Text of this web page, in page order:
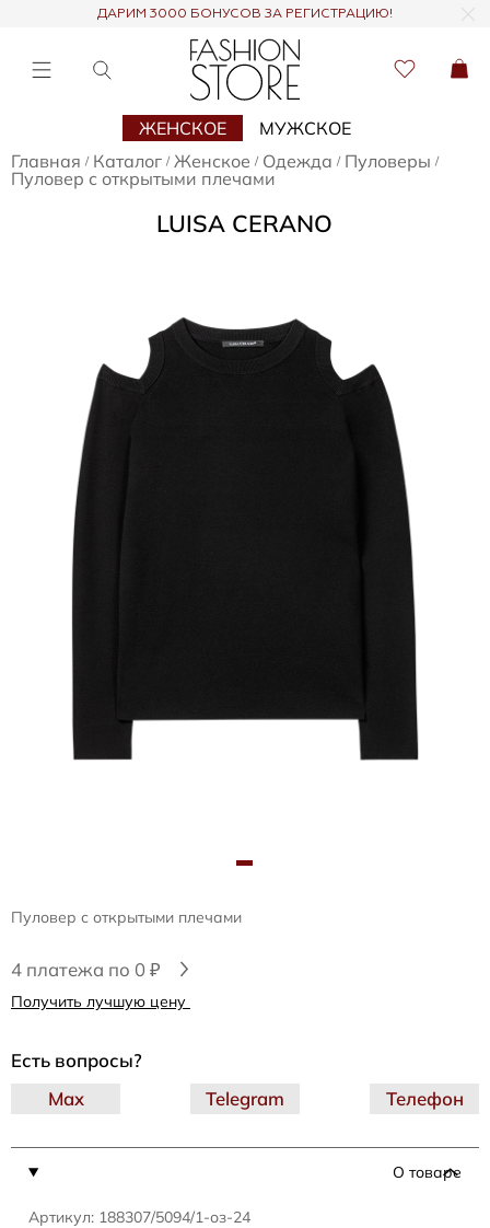
ДАРИМ 3000 БОНУСОВ ЗА РЕГИСТРАЦИЮ!
ЖЕНСКОЕ
МУЖСКОЕ
Главная / Каталог / Женское / Одежда / Пуловеры /
Пуловер с открытыми плечами
LUISA CERANO
Пуловер с открытыми плечами
4 платежа по 0 ₽
Получить лучшую цену
О товаре
Артикул: 188307/5094/1-оз-24
Есть вопросы?
Telegram
Max Телефон